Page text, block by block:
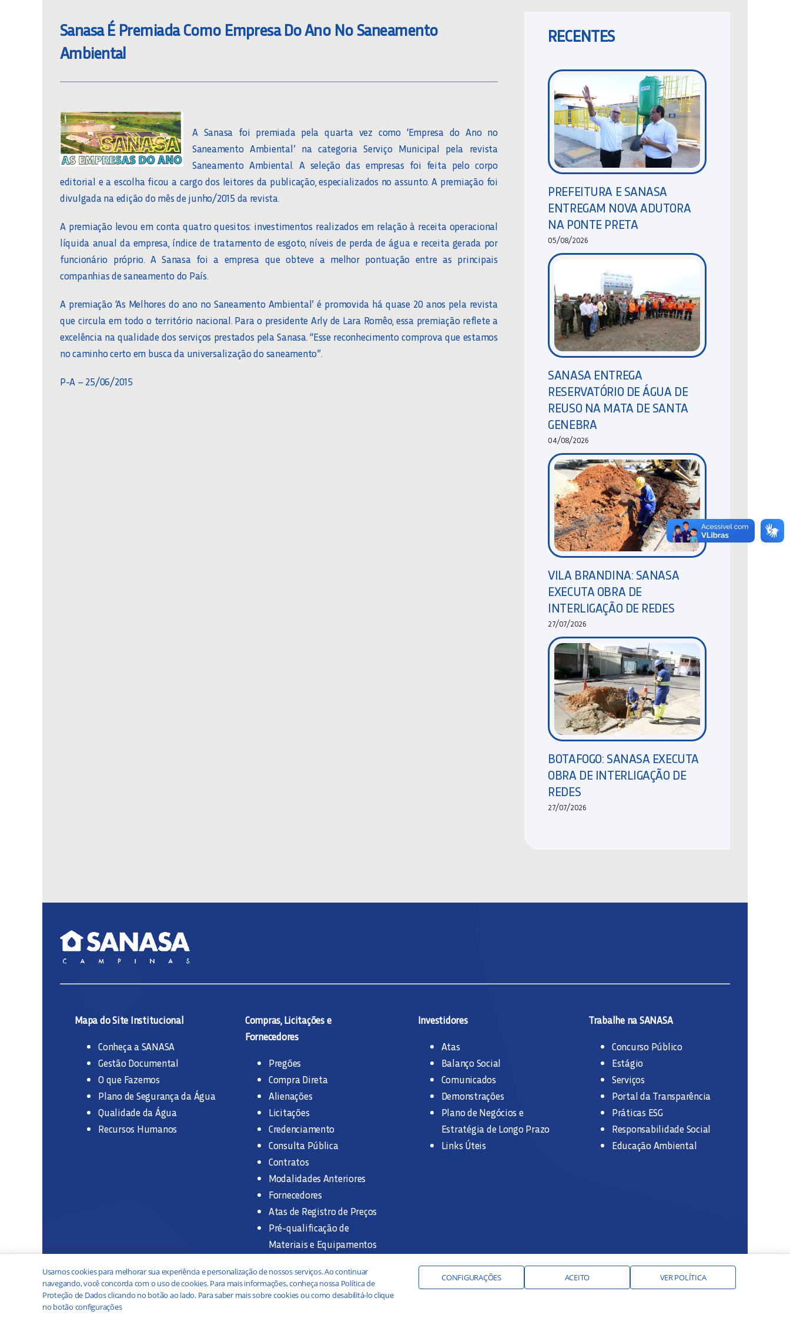
Sanasa É Premiada Como Empresa Do Ano No Saneamento
Ambiental
A Sanasa foi premiada pela quarta vez como ‘Empresa do Ano no
Saneamento Ambiental’ na categoria Serviço Municipal pela revista
Saneamento Ambiental. A seleção das empresas foi feita pelo corpo
editorial e a escolha ficou a cargo dos leitores da publicação, especializados no assunto. A premiação foi
divulgada na edição do mês de junho/2015 da revista.
A premiação levou em conta quatro quesitos: investimentos realizados em relação à receita operacional
líquida anual da empresa, índice de tratamento de esgoto, níveis de perda de água e receita gerada por
funcionário próprio. A Sanasa foi a empresa que obteve a melhor pontuação entre as principais
companhias de saneamento do País.
A premiação ‘As Melhores do ano no Saneamento Ambiental’ é promovida há quase 20 anos pela revista
que circula em todo o território nacional. Para o presidente Arly de Lara Romêo, essa premiação reflete a
excelência na qualidade dos serviços prestados pela Sanasa. “Esse reconhecimento comprova que estamos
no caminho certo em busca da universalização do saneamento”.
P-A – 25/06/2015
RECENTES
PREFEITURA E SANASA
ENTREGAM NOVA ADUTORA
NA PONTE PRETA
05/08/2026
SANASA ENTREGA
RESERVATÓRIO DE ÁGUA DE
REUSO NA MATA DE SANTA
GENEBRA
04/08/2026
VILA BRANDINA: SANASA
EXECUTA OBRA DE
INTERLIGAÇÃO DE REDES
27/07/2026
BOTAFOGO: SANASA EXECUTA
OBRA DE INTERLIGAÇÃO DE
REDES
27/07/2026
Mapa do Site Institucional
Conheça a SANASA
Gestão Documental
O que Fazemos
Plano de Segurança da Água
Qualidade da Água
Recursos Humanos
Compras, Licitações e
Fornecedores
Pregões
Compra Direta
Alienações
Licitações
Credenciamento
Consulta Pública
Contratos
Modalidades Anteriores
Fornecedores
Atas de Registro de Preços
Pré-qualificação de
Materiais e Equipamentos
Documentação Interna
Investidores
Atas
Balanço Social
Comunicados
Demonstrações
Plano de Negócios e
Estratégia de Longo Prazo
Links Úteis
Trabalhe na SANASA
Concurso Público
Estágio
Serviços
Portal da Transparência
Práticas ESG
Responsabilidade Social
Educação Ambiental
Usamos cookies para melhorar sua experiência e personalização de nossos serviços. Ao continuar
navegando, você concorda com o uso de cookies. Para mais informações, conheça nossa Política de
Proteção de Dados clicando no botão ao lado. Para saber mais sobre cookies ou como desabilitá-lo clique
no botão configurações
CONFIGURAÇÕES ACEITO VER POLÍTICA